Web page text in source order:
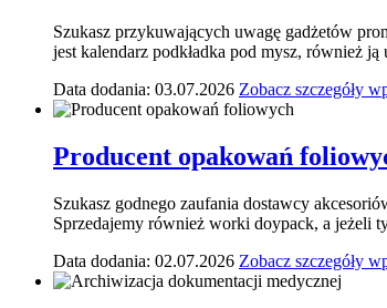
Szukasz przykuwających uwagę gadżetów
jest kalendarz podkładka pod mysz, również
Data dodania: 03.07.2026 Zobacz szczegóły
Producent opakowań
Szukasz godnego zaufania dostawcy
Sprzedajemy również worki doypack, a jeżeli
Data dodania: 02.07.2026 Zobacz szczegóły